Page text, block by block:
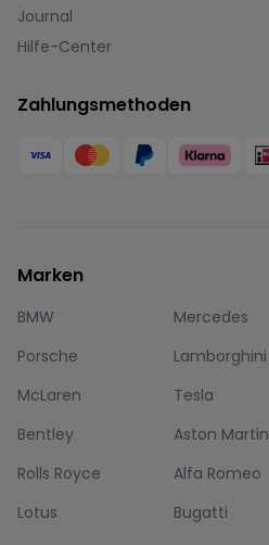
Journal
Hilfe-Center
Zahlungsmethoden
Marken
BMW Mercedes
Porsche
Lamborghini
McLaren
Tesla
Bentley
Aston Martin
Rolls Royce
Alfa Romeo
Lotus
Bugatti